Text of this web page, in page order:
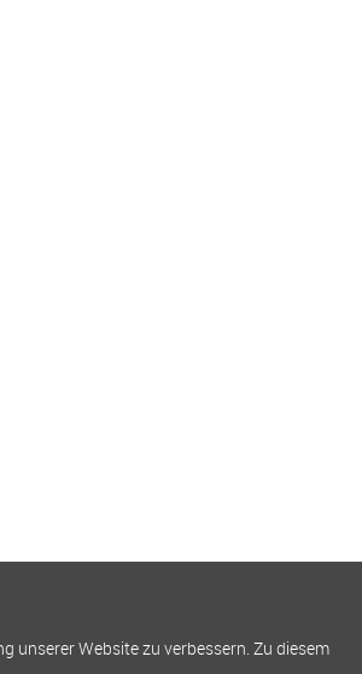
unserer Website zu verbessern. Zu diesem